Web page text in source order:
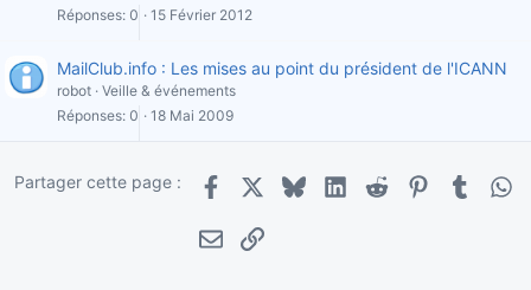
Réponses 0 15 Février 2012
MailClub.info : Les mises au point du président de l'ICANN
robot Veille & événements
Réponses 0 18 Mai 2009
Partager cette page :
Facebook
X BlueskyLinkedInRedditPinterestTumblr
E-mailLien